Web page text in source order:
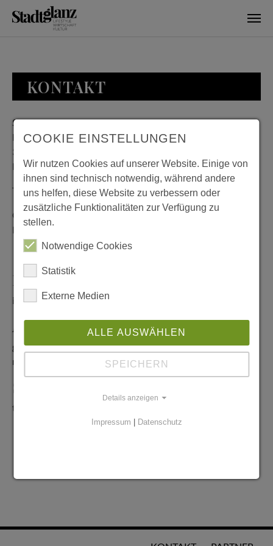
KONTAKT
Stadtglanz / mediaworld GmbH
Bankplatz 8
38100 Braunschweig
Deutschland
Telefon: 0531 482010-20
Geschäftszeiten: Montag bis Donnerstag 08:00 bis 18:00;
Freitag 08:00 bis 15:00
Redaktionelle Anfragen
info@stadtglanz.de
Anzeigen-Service
graen@mediaworldgmbh.deoder
meyer@mediaworldgmbh.de
tipps@stadtglanz.de
COOKIE EINSTELLUNGEN
Wir nutzen Cookies auf unserer Website. Einige von
ihnen sind technisch notwendig, während andere
uns helfen, diese Website zu verbessern oder
zusätzliche Funktionalitäten zur Verfügung zu
stellen.
Notwendige Cookies
Statistik
Externe Medien
ALLE AUSWÄHLEN
SPEICHERN
Details anzeigen
Impressum | Datenschutz